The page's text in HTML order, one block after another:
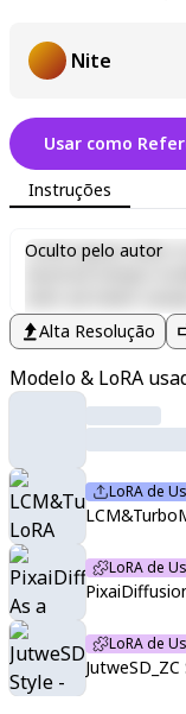
Nite
Usar como
Instruções
Lorem ipsum dolor
laboris nisi ut aliquip
dolor in
fugiat nulla pariatur.
proident, sunt in
Oculto pelo autor
Alta Resolução
Modelo & LoRA
LoRA de
LoRA de
LoRA de
JutweSD_ZC